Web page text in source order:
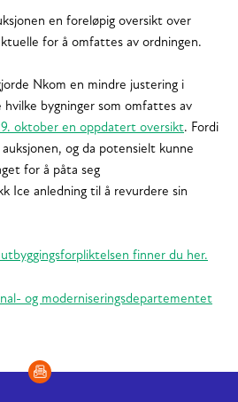
en foreløpig oversikt over
for å omfattes av ordningen.
Nkom en mindre justering i
bygninger som omfattes av
oktober en oppdatert oversikt. Fordi
og da potensielt kunne
for å påta seg
Ice anledning til å revurdere sin
finner du her.
og moderniseringsdepartementet